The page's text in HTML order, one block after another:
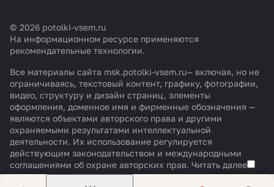
© 2026 potolki-vsem.ru
На информационном ресурсе применяются
рекомендательные технологии.
Все материалы сайта msk.potolki-vsem.ru— включая, но не
ограничиваясь, текстовый контент, графику, фотографии,
видео, структуру и дизайн страниц, элементы
оформления, доменное имя и фирменные обозначения —
являются объектами авторского права и другими
охраняемыми результатами интеллектуальной
деятельности. Их использование регулируется
действующим законодательством и международными
соглашениями об охране авторских прав. Читать далее